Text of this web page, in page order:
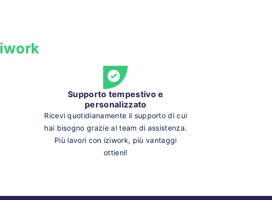
Supporto tempestivo e
personalizzato
Ricevi quotidianamente il supporto di cui
hai bisogno grazie al team di assistenza.
Più lavori con iziwork, più vantaggi
ottieni!